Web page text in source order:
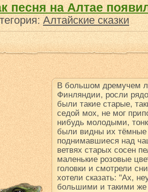
песня на Алтае
Алтайские сказки
В большом дремучем
Финляндии, росли
были такие старые,
седой мох, не мог
нибудь молодыми,
были видны их
поднимавшиеся над
ветвях старых сосен
маленькие розовые
головки и смотрели
хотели сказать: "Ах,
большими и такими